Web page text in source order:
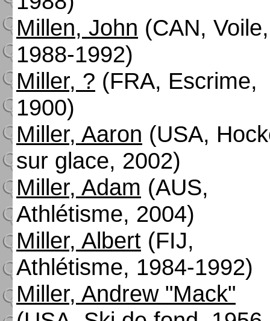
Millen, John (CAN, Voile,
1988-1992)
Miller, ? (FRA, Escrime,
1900)
Miller, Aaron (USA,
sur glace, 2002)
Miller, Adam (AUS,
Athlétisme, 2004)
Miller, Albert (FIJ,
Athlétisme, 1984-1992)
Miller, Andrew "Mack"